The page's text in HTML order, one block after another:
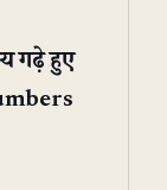
गढ़े हुए